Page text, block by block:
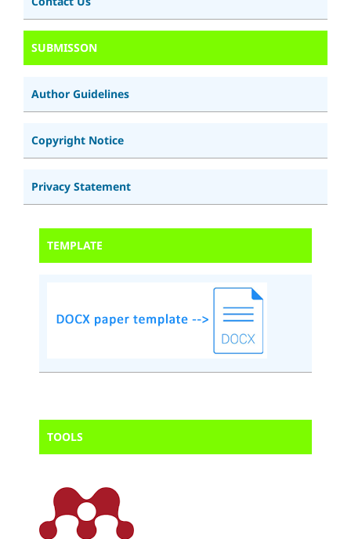
SUBMISSON
Author Guidelines
Copyright Notice
Privacy Statement
TEMPLATE
TOOLS